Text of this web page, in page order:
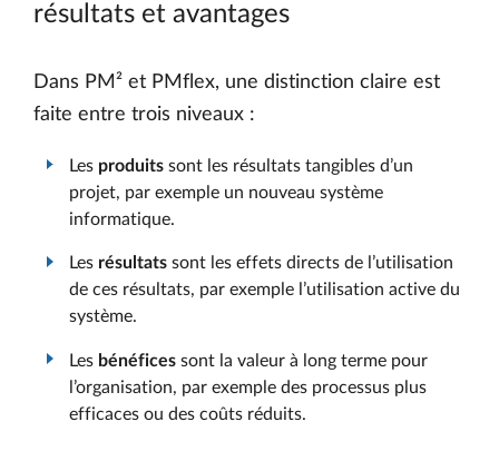
résultats et avantages
Dans PM² et PMflex, une distinction claire est
faite entre trois niveaux :
Les produits sont les résultats tangibles d’un
projet, par exemple un nouveau système
informatique.
Les résultats sont les effets directs de l’utilisation
de ces résultats, par exemple l’utilisation active du
système.
Les bénéfices sont la valeur à long terme pour
l’organisation, par exemple des processus plus
efficaces ou des coûts réduits.